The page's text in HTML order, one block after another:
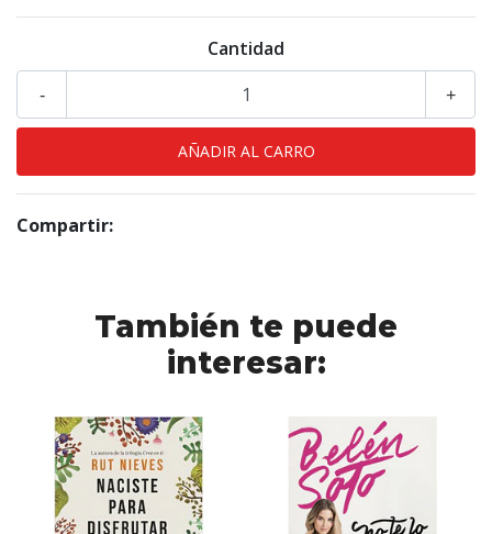
Cantidad
+
-
Compartir:
También te puede
interesar: